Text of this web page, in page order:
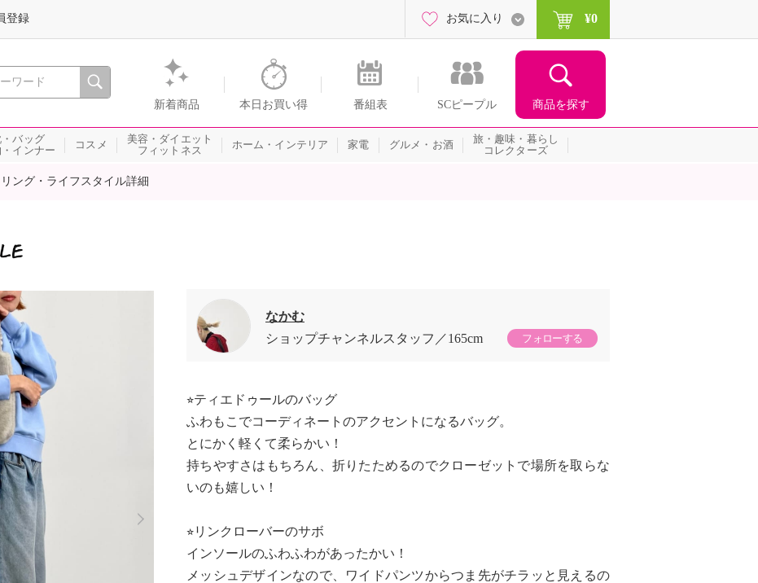
る、瞬間を。通販・テレビショッピングのショップチャンネル
新着商品 本日お買い得 番組表 SCピープル 商品を探す
登録 お気に入り ¥0
・バッグ
インナー
コスメ
美容・ダイエット
フィットネス
ホーム・インテリア 家電 グルメ・お酒
旅・趣味・暮らし
コレクターズ
ング・ライフスタイル詳細
なかむ
ショップチャンネルスタッフ
165cm フォローする
⭐︎ティエドゥールのバッグ
ふわもこでコーディネートのアクセントになるバッグ。
とにかく軽くて柔らかい！
持ちやすさはもちろん、折りたためるのでクローゼットで場所を取らな
いのも嬉しい！
⭐︎リンクローバーのサボ
インソールのふわふわがあったかい！
メッシュデザインなので、ワイドパンツからつま先がチラッと見えるの